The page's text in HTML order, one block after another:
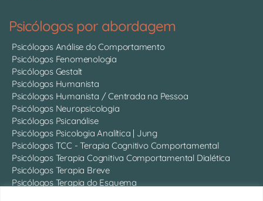
Psicólogos por abordagem
Psicólogos Análise do Comportamento
Psicólogos Fenomenologia
Psicólogos Gestalt
Psicólogos Humanista
Psicólogos Humanista / Centrada na Pessoa
Psicólogos Neuropsicologia
Psicólogos Psicanálise
Psicólogos Psicologia Analítica | Jung
Psicólogos TCC - Terapia Cognitivo Comportamental
Psicólogos Terapia Cognitiva Comportamental Dialética
Psicólogos Terapia Breve
Psicólogos Terapia do Esquema